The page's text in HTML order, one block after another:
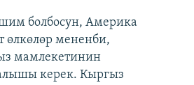
болбосун, Америка
өлкөлөр мененби,
мамлекетинин
керек. Кыргыз